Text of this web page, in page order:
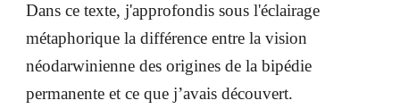
Dans ce texte, j'approfondis sous l'éclairage
métaphorique la différence entre la vision
néodarwinienne des origines de la bipédie
permanente et ce que j’avais découvert.